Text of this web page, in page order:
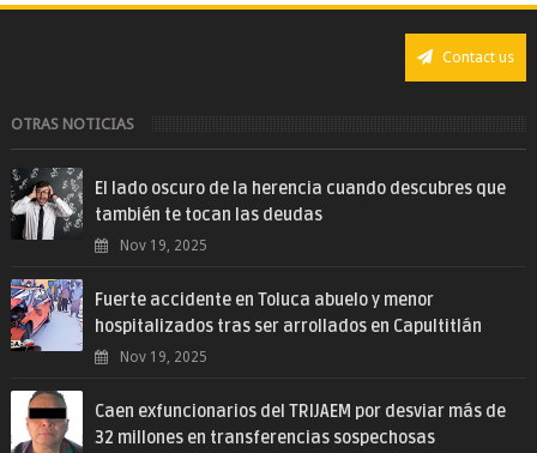
Contact us
OTRAS NOTICIAS
El lado oscuro de la herencia cuando descubres que
también te tocan las deudas
Nov 19, 2025
Fuerte accidente en Toluca abuelo y menor
hospitalizados tras ser arrollados en Capultitlán
Nov 19, 2025
Caen exfuncionarios del TRIJAEM por desviar más de
32 millones en transferencias sospechosas